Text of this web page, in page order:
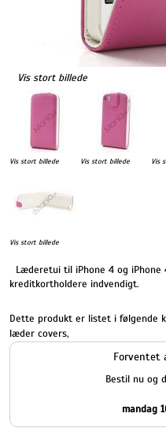
Vis stort billede
Vis stort billede Vis stort billede Vis
Vis stort billede
Læderetui til iPhone 4 og iPhone
kreditkortholdere indvendigt.
Dette produkt er listet i følgende
læder covers,
Forventet
Bestil nu og
mandag